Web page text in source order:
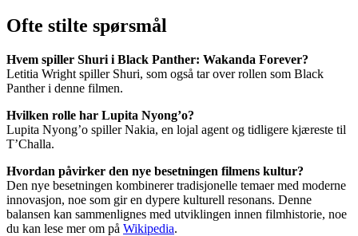
Ofte stilte spørsmål
Hvem spiller Shuri i Black Panther: Wakanda Forever?
Letitia Wright spiller Shuri, som også tar over rollen som Black
Panther i denne filmen.
Hvilken rolle har Lupita Nyong’o?
Lupita Nyong’o spiller Nakia, en lojal agent og tidligere kjæreste til
T’Challa.
Hvordan påvirker den nye besetningen filmens kultur?
Den nye besetningen kombinerer tradisjonelle temaer med moderne
innovasjon, noe som gir en dypere kulturell resonans. Denne
balansen kan sammenlignes med utviklingen innen filmhistorie, noe
du kan lese mer om på Wikipedia.